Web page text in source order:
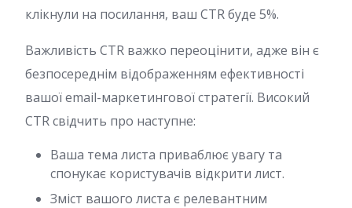
клікнули на посилання, ваш CTR буде 5%.
Важливість CTR важко переоцінити, адже він є
безпосереднім відображенням ефективності
вашої email-маркетингової стратегії. Високий
CTR свідчить про наступне:
Ваша тема листа приваблює увагу та
спонукає користувачів відкрити лист.
Зміст вашого листа є релевантним